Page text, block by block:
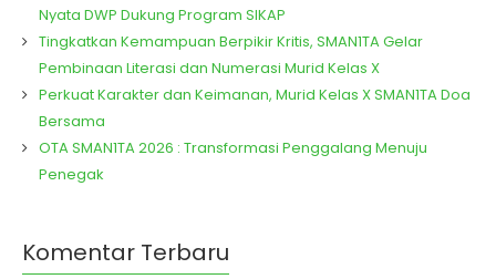
Nyata DWP Dukung Program SIKAP
Tingkatkan Kemampuan Berpikir Kritis, SMAN1TA Gelar
Pembinaan Literasi dan Numerasi Murid Kelas X
Perkuat Karakter dan Keimanan, Murid Kelas X SMAN1TA Doa
Bersama
OTA SMAN1TA 2026 : Transformasi Penggalang Menuju
Penegak
Komentar Terbaru